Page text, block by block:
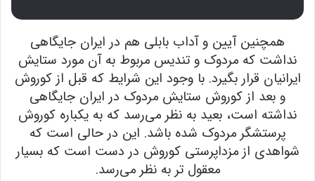
همچنین آیین و آداب بابلی هم در ایران جایگاهی
نداشت که مردوک و تندیس مربوط به آن مورد ستایش
ایرانیان قرار بگیرد. با وجود این شرایط که قبل از کوروش
و بعد از کوروش ستایش مردوک در ایران جایگاهی
نداشته است، بعید به نظر می‌رسد که به یکباره کوروش
پرستشگر مردوک شده باشد. این در حالی است که
شواهدی از مزداپرستی کوروش در دست است که بسیار
معقول تر به نظر می‌رسد.